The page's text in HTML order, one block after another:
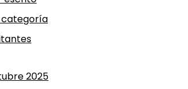
categoría
2025